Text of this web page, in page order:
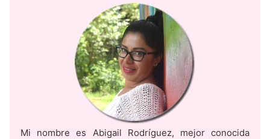
Mi nombre es Abigail Rodríguez, mejor conocida